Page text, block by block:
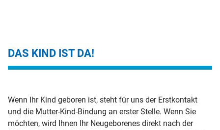
DAS KIND IST DA!
Wenn Ihr Kind geboren ist, steht für uns der Erstkontakt
und die Mutter-Kind-Bindung an erster Stelle. Wenn Sie
möchten, wird Ihnen Ihr Neugeborenes direkt nach der